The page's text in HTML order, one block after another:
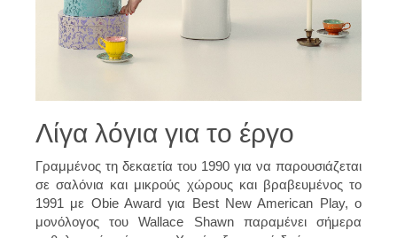
Λίγα λόγια για το έργο
Γραμμένος τη δεκαετία του 1990 για να παρουσιάζεται
σε σαλόνια και μικρούς χώρους και βραβευμένος το
1991 με Obie Award για Best New American Play, ο
μονόλογος του Wallace Shawn παραμένει σήμερα